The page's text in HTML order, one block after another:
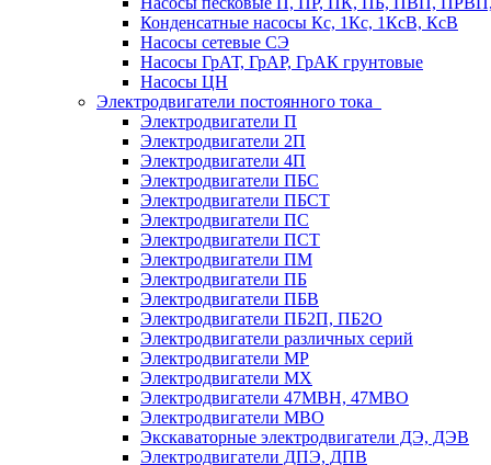
Конденсатные насосы Кс, 1Кс, 1КсВ, КсВ
Насосы сетевые СЭ
Насосы ГрАТ, ГрАР, ГрАК грунтовые
Насосы ЦН
Электродвигатели постоянного тока
Электродвигатели П
Электродвигатели 2П
Электродвигатели 4П
Электродвигатели ПБС
Электродвигатели ПБСТ
Электродвигатели ПС
Электродвигатели ПСТ
Электродвигатели ПМ
Электродвигатели ПБ
Электродвигатели ПБВ
Электродвигатели ПБ2П, ПБ2О
Электродвигатели различных серий
Электродвигатели МР
Электродвигатели MX
Электродвигатели 47MBH, 47МВО
Электродвигатели MBO
Экскаваторные электродвигатели ДЭ, ДЭВ
Электродвигатели ДПЭ, ДПВ